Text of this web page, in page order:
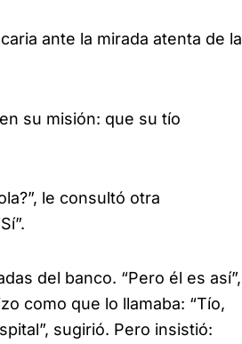
ante la mirada atenta de la
su misión: que su tío
le consultó otra
del banco. “Pero él es así”,
como que lo llamaba: “Tío,
sugirió. Pero insistió: